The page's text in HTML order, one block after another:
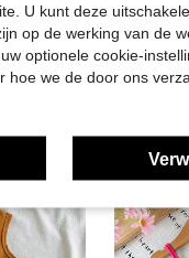
U kunt deze
op de werking van de
optionele cookie-
hoe we de door ons